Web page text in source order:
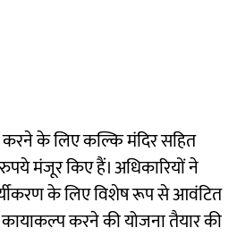
करने के लिए कल्कि मंदिर सहित
मंजूर किए हैं। अधिकारियों ने
के लिए विशेष रूप से आवंटित
करने की योजना तैयार की